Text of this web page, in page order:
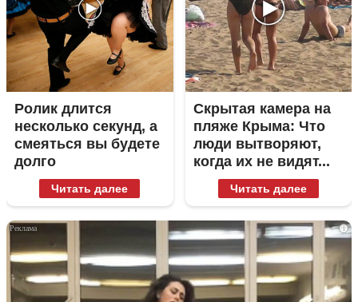
Ролик длится
несколько секунд, а
смеяться вы будете
долго
Читать далее
Скрытая камера на
пляже Крыма: Что
люди вытворяют,
когда их не видят...
Читать далее
i